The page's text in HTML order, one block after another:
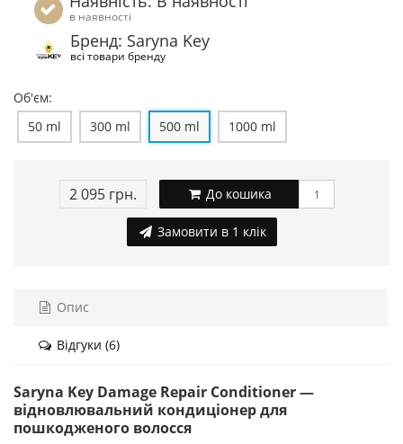
в наявності
Бренд: Saryna Key
всі товари бренду
Об'єм:
50 ml
300 ml 500 ml 1000 ml
2 095 грн. До кошика
Замовити в 1 клік
Опис
Відгуки (6)
Saryna Key Damage Repair Conditioner —
відновлювальний кондиціонер для
пошкодженого волосся